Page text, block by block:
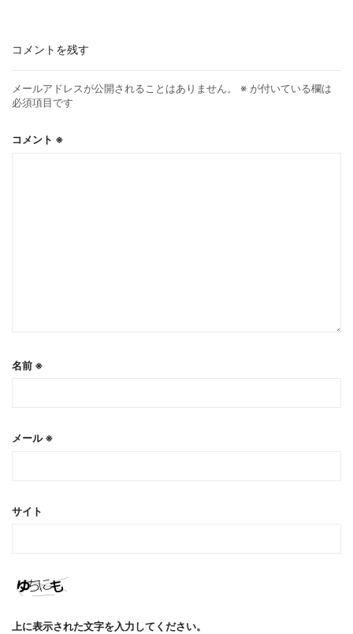
コメントを残す
メールアドレスが公開されることはありません。 ※ が付いている欄は
必須項目です
コメント ※
名前 ※
メール※
サイト
上に表示された文字を入力してください。